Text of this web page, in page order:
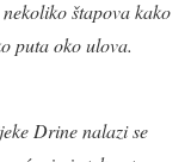
štapova kako
puta oko ulova.
Drine nalazi se